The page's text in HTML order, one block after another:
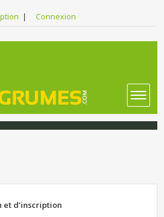
| Connexion
et d’inscription